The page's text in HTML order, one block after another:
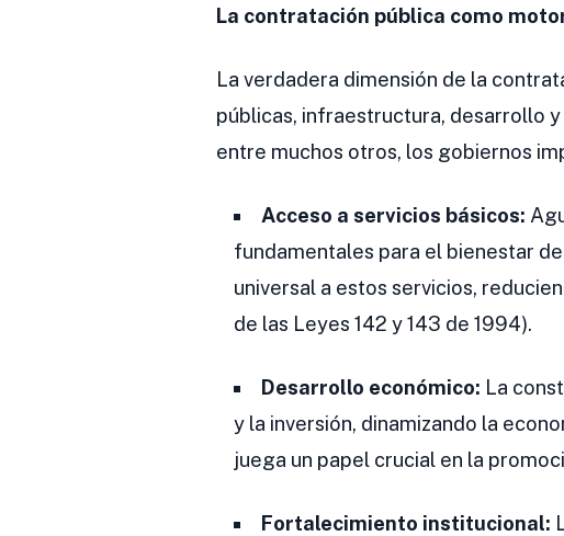
La contratación pública como
La verdadera dimensión de la
públicas, infraestructura, desarrollo
entre muchos otros, los gobiernos
Acceso a servicios básicos:
fundamentales para el bienestar
universal a estos servicios,
de las Leyes 142 y 143 de 1994).
Desarrollo económico: La
y la inversión, dinamizando la
juega un papel crucial en la
Fortalecimiento institucional: